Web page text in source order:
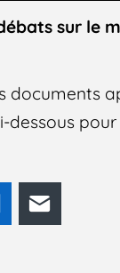
sur le
documents
dessous
LinkedIn